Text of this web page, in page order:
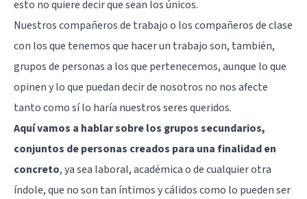
esto no quiere decir que sean los únicos.
Nuestros compañeros de trabajo o los compañeros de clase
con los que tenemos que hacer un trabajo son, también,
grupos de personas a los que pertenecemos, aunque lo que
opinen y lo que puedan decir de nosotros no nos afecte
tanto como sí lo haría nuestros seres queridos.
Aquí vamos a hablar sobre los grupos secundarios,
conjuntos de personas creados para una finalidad en
concreto, ya sea laboral, académica o de cualquier otra
índole, que no son tan íntimos y cálidos como lo pueden ser